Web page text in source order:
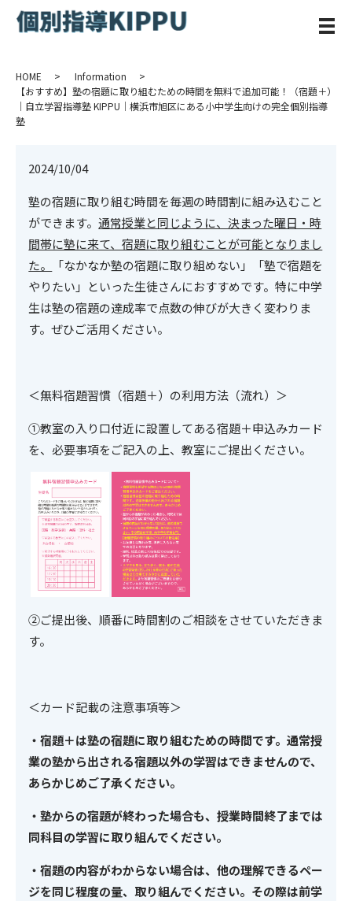
メ
HOME
Information
【おすすめ】塾の宿題に取り組むための時間を無料で追加可能！（宿題＋）
｜自立学習指導塾 KIPPU｜横浜市旭区にある小中学生向けの完全個別指導
塾
2024/10/04
塾の宿題に取り組む時間を毎週の時間割に組み込むこと
ができます。通常授業と同じように、決まった曜日・時
間帯に塾に来て、宿題に取り組むことが可能となりまし
た。
「なかなか塾の宿題に取り組めない」「塾で宿題を
やりたい」といった生徒さんにおすすめです。特に中学
生は塾の宿題の達成率で点数の伸びが大きく変わりま
す。ぜひご活用ください。
＜無料宿題習慣（宿題＋）の利用方法（流れ）＞
①教室の入り口付近に設置してある宿題＋申込みカード
を、必要事項をご記入の上、教室にご提出ください。
②ご提出後、順番に時間割のご相談をさせていただきま
す。
＜カード記載の注意事項等＞
・宿題＋は塾の宿題に取り組むための時間です。通常授
業の塾から出される宿題以外の学習はできませんので、
あらかじめご了承ください。
・塾からの宿題が終わった場合も、授業時間終了までは
同科目の学習に取り組んでください。
・宿題の内容がわからない場合は、他の理解できるペー
ジを同じ程度の量、取り組んでください。その際は前学